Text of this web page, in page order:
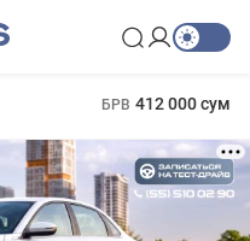
БРВ 412 000 сум